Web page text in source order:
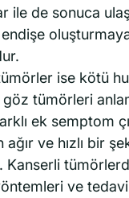
ile de sonuca
ise kötü
tümörleri
ek semptom
ağır ve hızlı bir
Kanserli
ve